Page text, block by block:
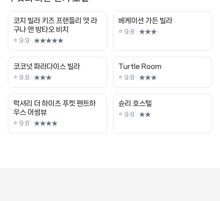
코지 빌라 키즈 프랜들리 앳 라
구나 앤 방타오 비치
⭐ 9.9 · ★★★★★
베케이션 가든 빌라
⭐ 9.8 · ★★★
코코넛 파라다이스 빌라
⭐ 9.8 · ★★★
Turtle Room
⭐ 9.8 · ★★★
럭셔리 더 하이츠 푸켓 펜트하
우스 어썸뷰
⭐ 9.8 · ★★★★
슌리 호스텔
⭐ 9.8 · ★★